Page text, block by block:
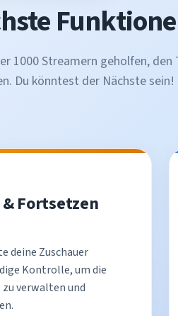
1000 Streamern geholfen, den
Du könntest der Nächste sein!
& Fortsetzen
deine Zuschauer
Kontrolle, um die
verwalten und